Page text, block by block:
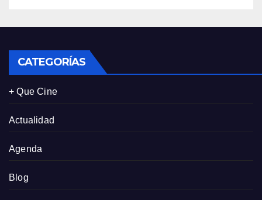
CATEGORÍAS
+ Que Cine
Actualidad
Agenda
Blog